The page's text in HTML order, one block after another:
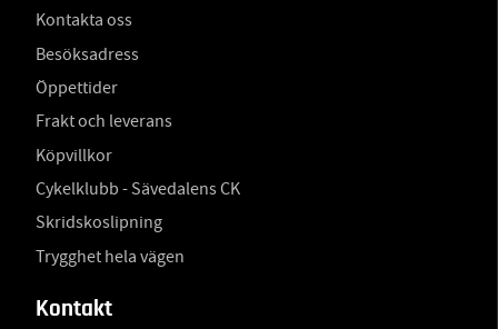
Kontakta oss
Besöksadress
Öppettider
Frakt och leverans
Köpvillkor
Cykelklubb - Sävedalens CK
Skridskoslipning
Trygghet hela vägen
Kontakt